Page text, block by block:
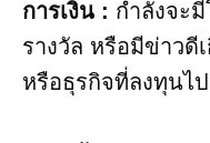
การเงิน​ : กำลังจะ
รางวัล หรือมีข่าว
หรือธุรกิจที่ลงทุนไ